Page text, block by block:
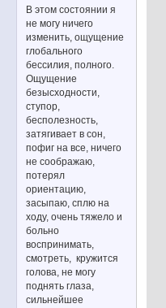
В этом состоянии я
не могу ничего
изменить, ощущение
глобального
бессилия, полного.
Ощущение
безысходности,
ступор,
бесполезность,
затягивает в сон,
пофиг на все, ничего
не соображаю,
потерял
ориентацию,
засыпаю, сплю на
ходу, очень тяжело и
больно
воспринимать,
смотреть, кружится
голова, не могу
поднять глаза,
сильнейшее